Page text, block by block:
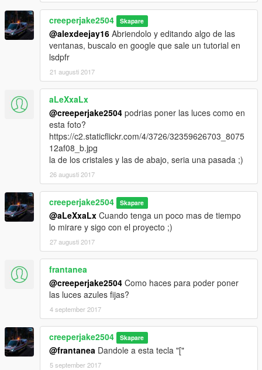
creeperjake2504 Skapare
@alexdeejay16 Abriendolo y editando algo de las
ventanas, buscalo en google que sale un tutorial en
lsdpfr
21 augusti 2017
aLeXxaLx
@creeperjake2504 podrias poner las luces como en
esta foto?
https://c2.staticflickr.com/4/3726/32359626703_8075
12af08_b.jpg
la de los cristales y las de abajo, seria una pasada ;)
26 augusti 2017
creeperjake2504 Skapare
@aLeXxaLx Cuando tenga un poco mas de tiempo
lo mirare y sigo con el proyecto ;)
27 augusti 2017
frantanea
@creeperjake2504 Como haces para poder poner
las luces azules fijas?
4 september 2017
creeperjake2504 Skapare
@frantanea Dandole a esta tecla "["
5 september 2017